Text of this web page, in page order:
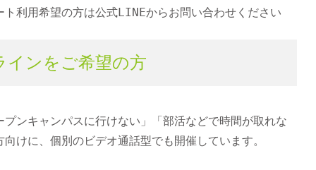
利用希望の方は公式LINEからお問い合わせください
インをご希望の方
プンキャンパスに行けない」「部活などで時間が取れな
向けに、個別のビデオ通話型でも開催しています。